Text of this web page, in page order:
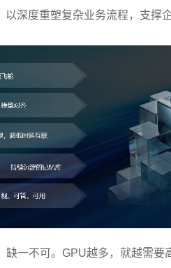
深度重塑复杂业务流程，支撑
一不可。GPU越多，就越需要